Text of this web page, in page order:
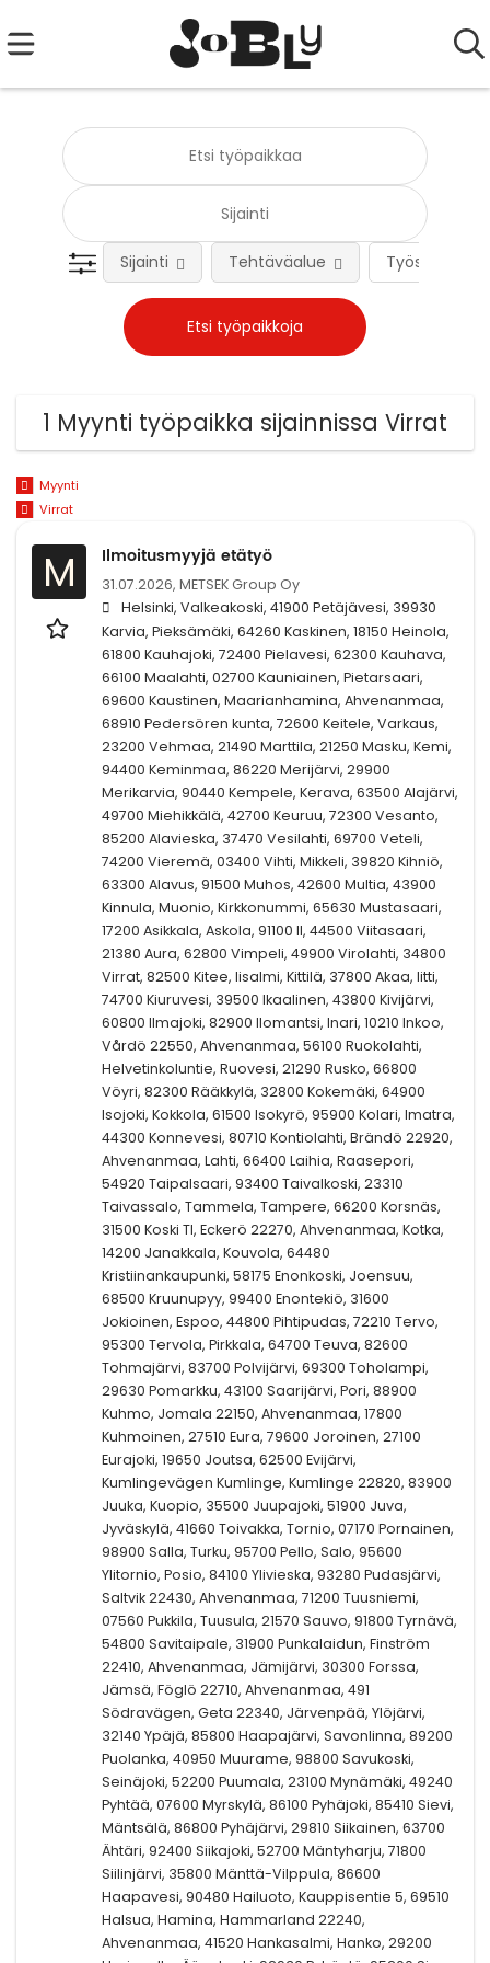
Työsuhteen
Sijainti Tehtäväalue
1 Myynti työpaikka sijainnissa Virrat
Myynti
Virrat
M Ilmoitusmyyjä etätyö
31.07.2026, METSEK Group Oy
Helsinki, Valkeakoski, 41900 Petäjävesi, 39930
Karvia, Pieksämäki, 64260 Kaskinen, 18150 Heinola,
61800 Kauhajoki, 72400 Pielavesi, 62300 Kauhava,
66100 Maalahti, 02700 Kauniainen, Pietarsaari,
69600 Kaustinen, Maarianhamina, Ahvenanmaa,
68910 Pedersören kunta, 72600 Keitele, Varkaus,
23200 Vehmaa, 21490 Marttila, 21250 Masku, Kemi,
94400 Keminmaa, 86220 Merijärvi, 29900
Merikarvia, 90440 Kempele, Kerava, 63500 Alajärvi,
49700 Miehikkälä, 42700 Keuruu, 72300 Vesanto,
85200 Alavieska, 37470 Vesilahti, 69700 Veteli,
74200 Vieremä, 03400 Vihti, Mikkeli, 39820 Kihniö,
63300 Alavus, 91500 Muhos, 42600 Multia, 43900
Kinnula, Muonio, Kirkkonummi, 65630 Mustasaari,
17200 Asikkala, Askola, 91100 II, 44500 Viitasaari,
21380 Aura, 62800 Vimpeli, 49900 Virolahti, 34800
Virrat, 82500 Kitee, Iisalmi, Kittilä, 37800 Akaa, Iitti,
74700 Kiuruvesi, 39500 Ikaalinen, 43800 Kivijärvi,
60800 Ilmajoki, 82900 Ilomantsi, Inari, 10210 Inkoo,
Vårdö 22550, Ahvenanmaa, 56100 Ruokolahti,
Helvetinkoluntie, Ruovesi, 21290 Rusko, 66800
Vöyri, 82300 Rääkkylä, 32800 Kokemäki, 64900
Isojoki, Kokkola, 61500 Isokyrö, 95900 Kolari, Imatra,
44300 Konnevesi, 80710 Kontiolahti, Brändö 22920,
Ahvenanmaa, Lahti, 66400 Laihia, Raasepori,
54920 Taipalsaari, 93400 Taivalkoski, 23310
Taivassalo, Tammela, Tampere, 66200 Korsnäs,
31500 Koski Tl, Eckerö 22270, Ahvenanmaa, Kotka,
14200 Janakkala, Kouvola, 64480
Kristiinankaupunki, 58175 Enonkoski, Joensuu,
68500 Kruunupyy, 99400 Enontekiö, 31600
Jokioinen, Espoo, 44800 Pihtipudas, 72210 Tervo,
95300 Tervola, Pirkkala, 64700 Teuva, 82600
Tohmajärvi, 83700 Polvijärvi, 69300 Toholampi,
29630 Pomarkku, 43100 Saarijärvi, Pori, 88900
Kuhmo, Jomala 22150, Ahvenanmaa, 17800
Kuhmoinen, 27510 Eura, 79600 Joroinen, 27100
Eurajoki, 19650 Joutsa, 62500 Evijärvi,
Kumlingevägen Kumlinge, Kumlinge 22820, 83900
Juuka, Kuopio, 35500 Juupajoki, 51900 Juva,
Jyväskylä, 41660 Toivakka, Tornio, 07170 Pornainen,
98900 Salla, Turku, 95700 Pello, Salo, 95600
Ylitornio, Posio, 84100 Ylivieska, 93280 Pudasjärvi,
Saltvik 22430, Ahvenanmaa, 71200 Tuusniemi,
07560 Pukkila, Tuusula, 21570 Sauvo, 91800 Tyrnävä,
54800 Savitaipale, 31900 Punkalaidun, Finström
22410, Ahvenanmaa, Jämijärvi, 30300 Forssa,
Jämsä, Föglö 22710, Ahvenanmaa, 491
Södravägen, Geta 22340, Järvenpää, Ylöjärvi,
32140 Ypäjä, 85800 Haapajärvi, Savonlinna, 89200
Puolanka, 40950 Muurame, 98800 Savukoski,
Seinäjoki, 52200 Puumala, 23100 Mynämäki, 49240
Pyhtää, 07600 Myrskylä, 86100 Pyhäjoki, 85410 Sievi,
Mäntsälä, 86800 Pyhäjärvi, 29810 Siikainen, 63700
Ähtäri, 92400 Siikajoki, 52700 Mäntyharju, 71800
Siilinjärvi, 35800 Mänttä-Vilppula, 86600
Haapavesi, 90480 Hailuoto, Kauppisentie 5, 69510
Halsua, Hamina, Hammarland 22240,
Ahvenanmaa, 41520 Hankasalmi, Hanko, 29200